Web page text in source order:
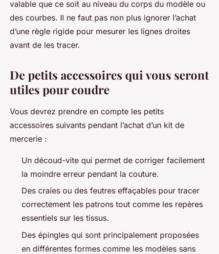
valable que ce soit au niveau du corps du modèle ou
des courbes. Il ne faut pas non plus ignorer l’achat
d’une règle rigide pour mesurer les lignes droites
avant de les tracer.
De petits accessoires qui vous seront
utiles pour coudre
Vous devrez prendre en compte les petits
accessoires suivants pendant l’achat d’un kit de
mercerie :
Un découd-vite qui permet de corriger facilement
la moindre erreur pendant la couture.
Des craies ou des feutres effaçables pour tracer
correctement les patrons tout comme les repères
essentiels sur les tissus.
Des épingles qui sont principalement proposées
en différentes formes comme les modèles sans